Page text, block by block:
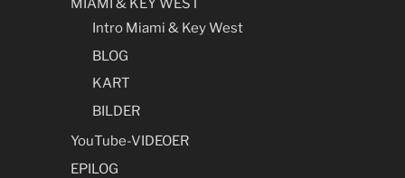
Intro Miami & Key West
BLOG
KART
BILDER
YouTube-VIDEOER
EPILOG